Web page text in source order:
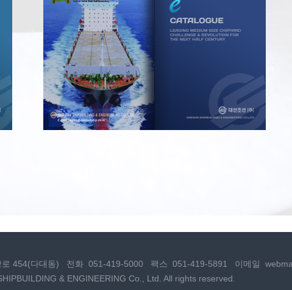
로 454(다대동) 전화 051-419-5000 팩스 051-419-5891 이메일
& ENGINEERING Co., Ltd. All rights reserved.